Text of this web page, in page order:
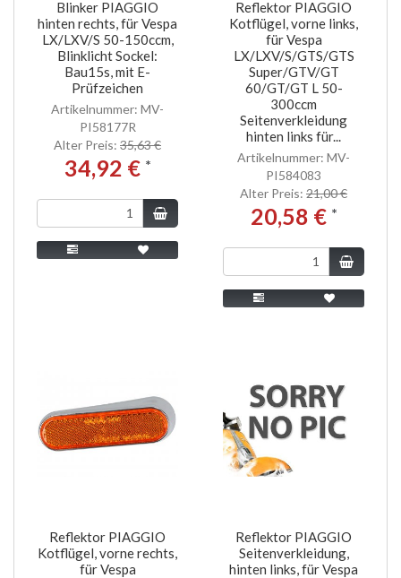
Blinker PIAGGIO
hinten rechts, für Vespa
LX/LXV/S 50-150ccm,
Blinklicht Sockel:
Bau15s, mit E-
Prüfzeichen
Artikelnummer: MV-
PI58177R
Alter Preis: 35,63 €
34,92 € *
Reflektor PIAGGIO
Kotflügel, vorne links,
für Vespa
LX/LXV/S/GTS/GTS
Super/GTV/GT
60/GT/GT L 50-
300ccm
Seitenverkleidung
hinten links für...
Artikelnummer: MV-
PI584083
Alter Preis: 21,00 €
20,58 € *
Reflektor PIAGGIO
Kotflügel, vorne rechts,
für Vespa
Reflektor PIAGGIO
Seitenverkleidung,
hinten links, für Vespa